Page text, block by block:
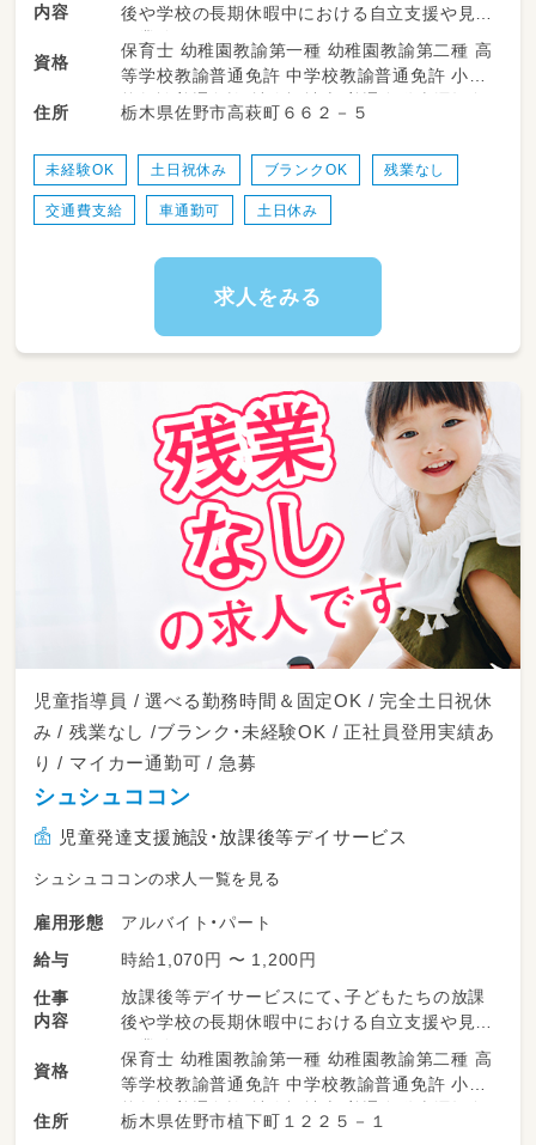
内容
後や学校の長期休暇中における自立支援や見守
り業務をお願いします♪
パート・アルバイトとしての採用ですので、
正社員のサポートを受けながら、ご自身の勤務
時間に合わせて無理なくお仕事を進めていただ
・正社員のサポート
・施設内やレクリエーション時の安全な見守り
・活動スペースの環境整備
・活動準備のお手伝い
（ワンボックス、普通車、軽自動車等のAT車を使
大きい車の運転が苦手な方も、まずはご相談
ください♪AT限定で問題ありません！）
・その他、付随する簡単な活動準備のお手伝いな
資格
保育士 幼稚園教諭第一種 幼稚園教諭第二種 高
等学校教諭普通免許 中学校教諭普通免許 小学
校教諭普通免許 社会福祉士 普通自動車運転免
許
住所 栃木県佐野市高萩町６６２－５
未経験OK 土日祝休み ブランクOK 残業なし
交通費支給 車通勤可 土日休み
求人をみる
児童指導員 / 選べる勤務時間＆固定OK / 完全土日祝休
み / 残業なし /ブランク・未経験OK / 正社員登用実績あ
り / マイカー通勤可 / 急募
シュシュココン
児童発達支援施設・放課後等デイサービス
シュシュココンの求人一覧を見る
雇用形態
アルバイト・パート
給与
時給1,070円 〜 1,200円
仕事
内容
放課後等デイサービスにて、子どもたちの放課
後や学校の長期休暇中における自立支援や見守
り業務をお願いします♪
パート・アルバイトとしての採用ですので、
正社員のサポートを受けながら、ご自身の勤務
時間に合わせて無理なくお仕事を進めていただ
資格
保育士 幼稚園教諭第一種 幼稚園教諭第二種 高
等学校教諭普通免許 中学校教諭普通免許 小学
校教諭普通免許 社会福祉士 普通自動車運転免
許
住所 栃木県佐野市植下町１２２５－１